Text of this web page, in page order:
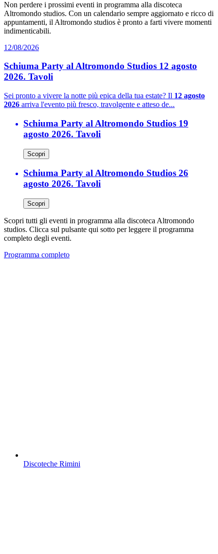
Non perdere i prossimi eventi in programma alla discoteca
Altromondo studios. Con un calendario sempre aggiornato e ricco di
appuntamenti, il Altromondo studios è pronto a farti vivere momenti
indimenticabili.
12/08/2026
Schiuma Party al Altromondo Studios 12 agosto
2026. Tavoli
Sei pronto a vivere la notte più epica della tua estate? Il 12 agosto
2026 arriva l'evento più fresco, travolgente e atteso de...
Schiuma Party al Altromondo Studios 19
agosto 2026. Tavoli
Scopri
Schiuma Party al Altromondo Studios 26
agosto 2026. Tavoli
Scopri
Scopri tutti gli eventi in programma alla discoteca Altromondo
studios. Clicca sul pulsante qui sotto per leggere il programma
completo degli eventi.
Programma completo
Discoteche Rimini